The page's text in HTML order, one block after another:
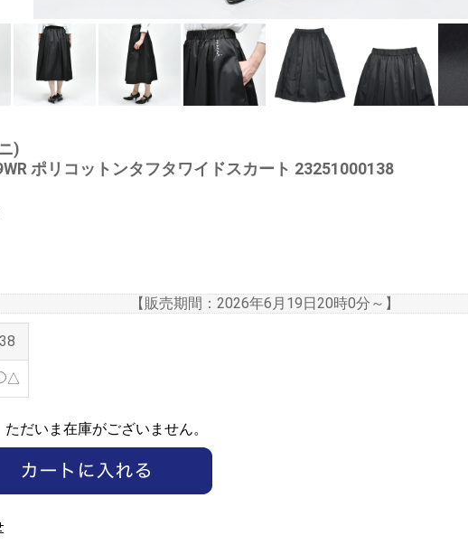
)
ポリコットンタフタワイドスカート 23251000138
【販売期間： 2026年6月19日20時0分 ～】
38
△
だいま在庫がございません。